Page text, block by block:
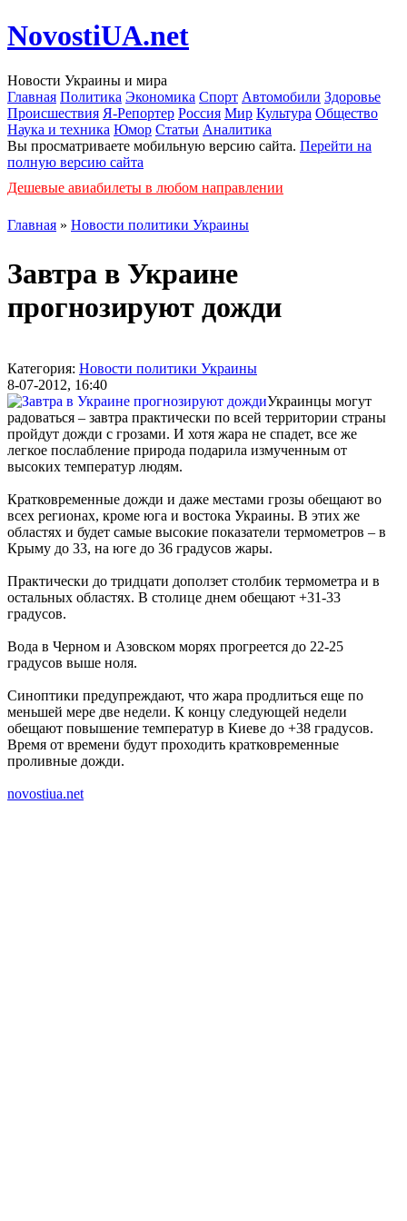
NovostiUA.net
Новости Украины и мира
Главная Политика Экономика Спорт Автомобили Здоровье
Происшествия Я-Репортер Россия Мир Культура Общество
Наука и техника Юмор Статьи Аналитика
Вы просматриваете мобильную версию сайта. Перейти на
полную версию сайта
Дешевые авиабилеты в любом направлении
Главная » Новости политики Украины
Завтра в Украине
прогнозируют дожди
Категория: Новости политики Украины
8-07-2012, 16:40
Украинцы могут
радоваться – завтра практически по всей территории страны
пройдут дожди с грозами. И хотя жара не спадет, все же
легкое послабление природа подарила измученным от
высоких температур людям.
Кратковременные дожди и даже местами грозы обещают во
всех регионах, кроме юга и востока Украины. В этих же
областях и будет самые высокие показатели термометров – в
Крыму до 33, на юге до 36 градусов жары.
Практически до тридцати доползет столбик термометра и в
остальных областях. В столице днем обещают +31-33
градусов.
Вода в Черном и Азовском морях прогреется до 22-25
градусов выше ноля.
Синоптики предупреждают, что жара продлиться еще по
меньшей мере две недели. К концу следующей недели
обещают повышение температур в Киеве до +38 градусов.
Время от времени будут проходить кратковременные
проливные дожди.
novostiua.net